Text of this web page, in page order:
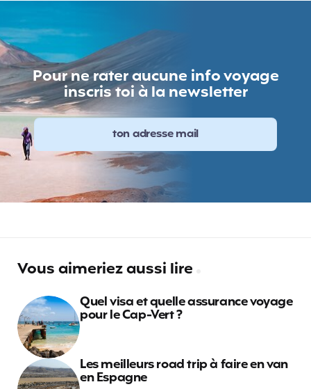
Pour ne rater aucune info voyage
inscris toi à la newsletter
Vous aimeriez aussi lire
Quel visa et quelle assurance voyage
pour le Cap-Vert ?
Les meilleurs road trip à faire en van
en Espagne